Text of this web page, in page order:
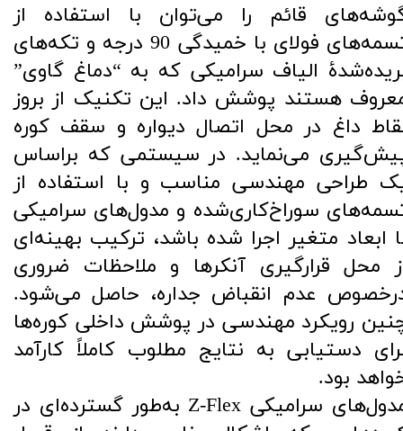
قائم را می‌توان با استفاده از
تسمه‌های فولای با خمیدگی 90 درجه و تکه‌های
الیاف سرامیکی که به “دماغ گاوی”
هستند پوشش داد. این تکنیک از بروز
داغ در محل اتصال دیواره و سقف کوره
می‌نماید. در سیستمی که براساس
طراحی مهندسی مناسب و با استفاده از
سوراخ‌کاری‌شده و مدول‌های سرامیکی
ابعاد متغیر اجرا شده باشد، ترکیب بهینه‌ای
محل قرارگیری آنکرها و ملاحظات ضروری
عدم انقباض جداره، حاصل می‌شود.
رویکرد مهندسی در پوشش داخلی کوره‌ها
دستیابی به نتایج مطلوب کاملاً کارآمد
بود.
مدول‌های سرامیکی Z-Flex به‌طور گسترده‌ای در